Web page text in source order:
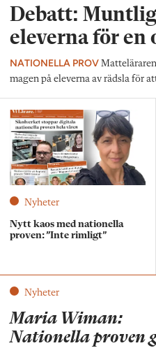
Debatt:
eleverna för en
NATIONELLA PROV
magen på eleverna av rädsla för
Nyheter
Nytt kaos med nationella
proven: ”Inte rimligt”
Nyheter
Maria Wiman:
Nationella proven